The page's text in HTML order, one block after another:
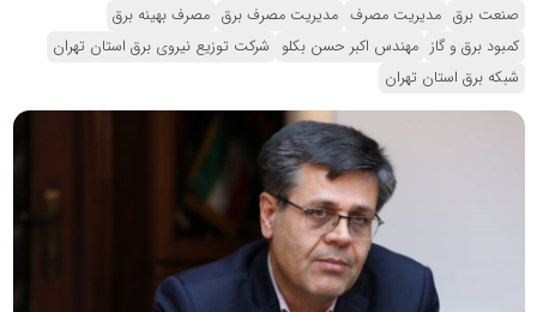
صنعت برق مدیریت مصرف مدیریت مصرف برق مصرف بهینه برق
کمبود برق و گاز مهندس اکبر حسن بکلو شرکت توزیع نیروی برق استان تهران
شبکه برق استان تهران